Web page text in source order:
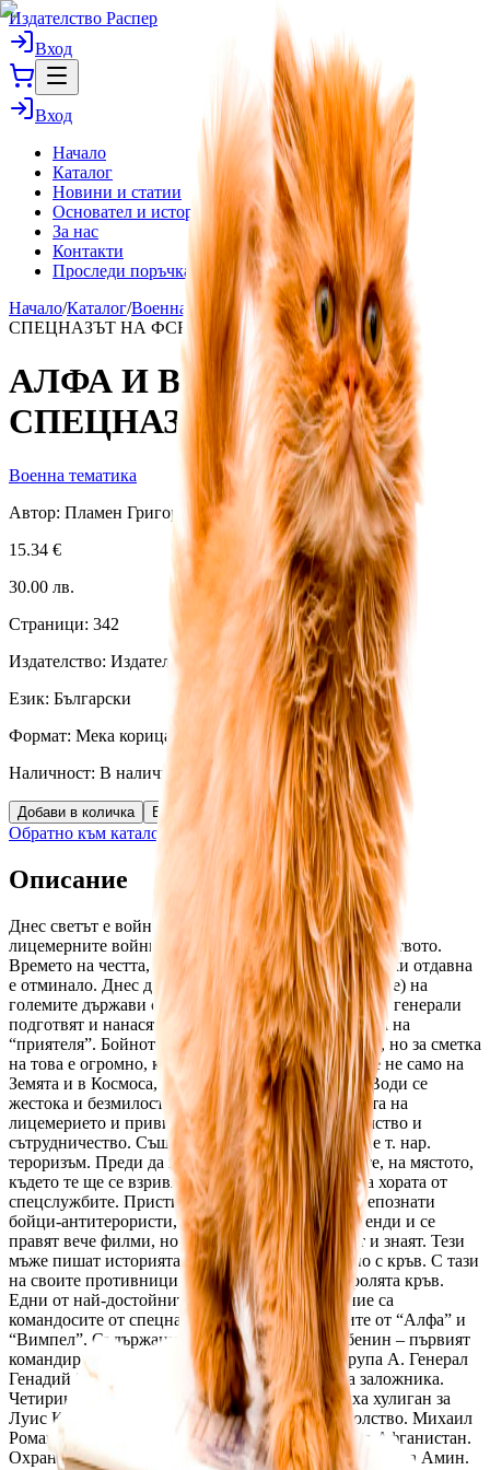
Издателство Распер
Вход
Вход
Начало
Каталог
Новини и статии
Основател и история
За нас
Контакти
Проследи поръчка
Начало/Каталог/Военна тематика/ АЛФА И ВИМПЕЛ:
СПЕЦНАЗЪТ НА ФСБ
АЛФА И ВИМПЕЛ:
СПЕЦНАЗЪТ НА ФСБ
Военна тематика
Автор: Пламен Григоров
Росица Тодорова
15.34 €
30.00 лв.
Страници: 342
Издателство: Издателство Распер
Език: Български
Формат: Мека корица
Наличност: В наличност ( 2
Добави в количка Бърза поръчка
Обратно към каталога
Описание
Днес светът е война. Една от най-коварните и най-
лицемерните войни, които някога е водило човечеството.
Времето на честта, достойнството и откритите битки отдавна
е отминало. Днес докато владетелите (президентите) на
големите държави се целуват, техните министри и генерали
подготвят и нанасят поредния удар върху гърба на на
“приятеля”. Бойното поле вече е почти невидимо, но за сметка
на това е огромно, както никога досега. Воюва се не само на
Земята и в Космоса, а и в съзнанието на хората. Води се
жестока и безмилостна война, покрита с мантията на
лицемерието и привидното съгласие, разбирателство и
сътрудничество. Съществена част от тази война е т. нар.
тероризъм. Преди да полетят ауаксите и ракетите, на мястото,
където те ще се взривят, са пристигнали отдавна хората от
спецслужбите. Пристигнали са онези все още непознати
бойци-антитерористи, за които се разказват легенди и се
правят вече филми, но които малцина познават и знаят. Тези
мъже пишат историята мълчаливо и единствено с кръв. С тази
на своите противници и със собствената си пролята кръв.
Едни от най-достойните мъже в това отношение са
командосите от спецназа на ФСБ – командосите от “Алфа” и
“Вимпел”. Съдържание 1. Алфа. Виталий Бубенин – първият
командир. Евгений Чудеснов – 20 години в група А. Генерал
Генадий Зайцев: На първо място е животът на заложника.
Четириногите антитерористи в Алфа. Замениха хулиган за
Луис Корвалан. Стихове в американското посолство. Михаил
Романол: Аз бях командир на „Гром“. Войната в Афганистан.
Охраната на Бабрак Кармал. Аз ликвидирах Хафизула Амин.